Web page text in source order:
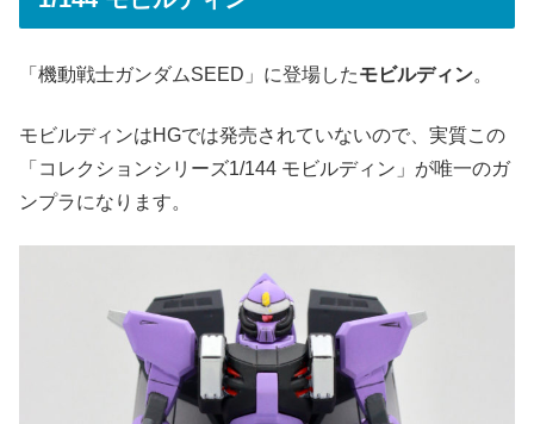
「機動戦士ガンダムSEED」に登場したモビルディン。
モビルディンはHGでは発売されていないので、実質この
「コレクションシリーズ1/144 モビルディン」が唯一のガ
ンプラになります。